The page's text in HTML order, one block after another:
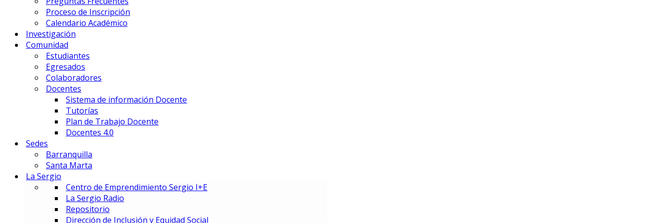
Innovación y Economía de Datos
Marketing Integral y Negocios Globales
Preuniversitario
Preparatorio en Teatro Musical
Postgrados
DOCTORADO:
DIN – Doctorado en Innovación y Negocios
MAESTRÍAS:
Proceso de Inscripción
Calendario Académico
Investigación
Comunidad
Estudiantes
Egresados
Colaboradores
Docentes
Sistema de información Docente
Tutorías
Plan de Trabajo Docente
Docentes 4.0
Sedes
Barranquilla
Santa Marta
La Sergio
Centro de Emprendimiento Sergio I+E
La Sergio Radio
Repositorio
Dirección de Inclusión y Equidad Social